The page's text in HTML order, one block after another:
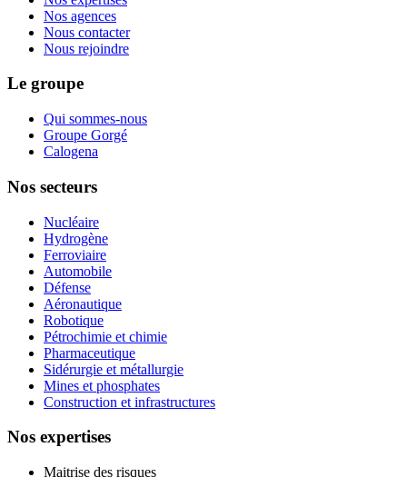
Nos agences
Nous contacter
Nous rejoindre
Le groupe
Qui sommes-nous
Groupe Gorgé
Calogena
Nos secteurs
Nucléaire
Hydrogène
Ferroviaire
Automobile
Défense
Aéronautique
Robotique
Pétrochimie et chimie
Pharmaceutique
Sidérurgie et métallurgie
Mines et phosphates
Construction et infrastructures
Nos expertises
Maitrise des risques